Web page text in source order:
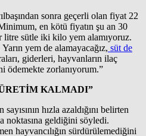
sonra geçerli olan fiyat 22
en kötü fiyatın şu an 30
litre sütle iki kilo yem alamıyoruz.
yem de alamayacağız, süt de
giderleri, hayvanların ilaç
ödemekte zorlanıyorum.”
KALMADI”
sayısının hızla azaldığını belirten
noktasına geldiğini söyledi.
hayvancılığın sürdürülemediğini